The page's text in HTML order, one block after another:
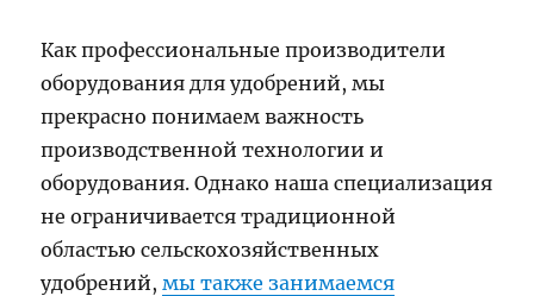
Как профессиональные производители
оборудования для удобрений, мы
прекрасно понимаем важность
производственной технологии и
оборудования. Однако наша специализация
не ограничивается традиционной
областью сельскохозяйственных
удобрений, мы также занимаемся